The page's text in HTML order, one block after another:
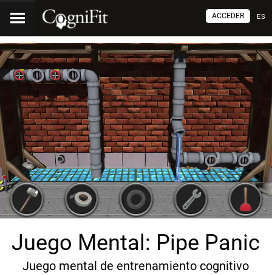
ES
ACCEDER
Juego Mental: Pipe Panic
Juego mental de entrenamiento cognitivo